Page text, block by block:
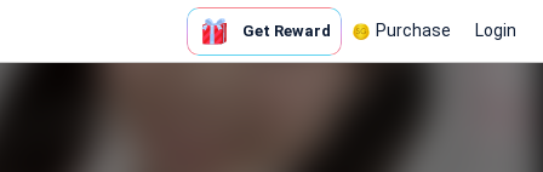
Get Reward Purchase Login